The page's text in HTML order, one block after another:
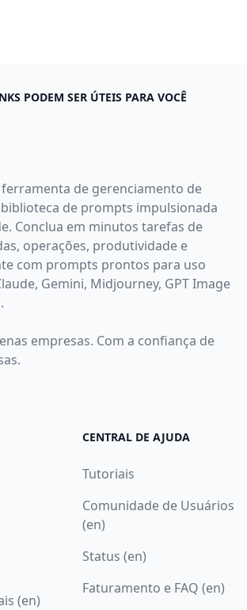
PODEM SER ÚTEIS PARA VOCÊ
ferramenta de gerenciamento de
de prompts impulsionada
Conclua em minutos tarefas de
operações, produtividade e
com prompts prontos para uso
Gemini, Midjourney, GPT Image
empresas. Com a confiança de
(en)
CENTRAL DE AJUDA
Tutoriais
Comunidade de Usuários
(en)
Status (en)
Faturamento e FAQ (en)